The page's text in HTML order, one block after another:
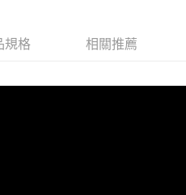
度不足之情形，本公司將視審查結果
戶之使用額度並採取法律行動。
規格 相關推薦